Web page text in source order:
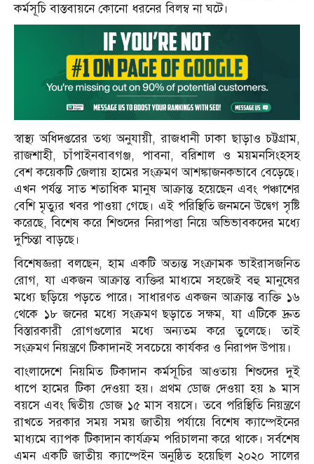
কর্মসূচি বাস্তবায়নে কোনো ধরনের বিলম্ব না ঘটে।
স্বাস্থ্য অধিদপ্তরের তথ্য অনুযায়ী, রাজধানী ঢাকা ছাড়াও চট্টগ্রাম,
রাজশাহী, চাঁপাইনবাবগঞ্জ, পাবনা, বরিশাল ও ময়মনসিংহসহ
বেশ কয়েকটি জেলায় হামের সংক্রমণ আশঙ্কাজনকভাবে বেড়েছে।
এখন পর্যন্ত সাত শতাধিক মানুষ আক্রান্ত হয়েছেন এবং পঞ্চাশের
বেশি মৃত্যুর খবর পাওয়া গেছে। এই পরিস্থিতি জনমনে উদ্বেগ সৃষ্টি
করেছে, বিশেষ করে শিশুদের নিরাপত্তা নিয়ে অভিভাবকদের মধ্যে
দুশ্চিন্তা বাড়ছে।
বিশেষজ্ঞরা বলছেন, হাম একটি অত্যন্ত সংক্রামক ভাইরাসজনিত
রোগ, যা একজন আক্রান্ত ব্যক্তির মাধ্যমে সহজেই বহু মানুষের
মধ্যে ছড়িয়ে পড়তে পারে। সাধারণত একজন আক্রান্ত ব্যক্তি ১৬
থেকে ১৮ জনের মধ্যে সংক্রমণ ছড়াতে সক্ষম, যা এটিকে দ্রুত
বিস্তারকারী রোগগুলোর মধ্যে অন্যতম করে তুলেছে। তাই
সংক্রমণ নিয়ন্ত্রণে টিকাদানই সবচেয়ে কার্যকর ও নিরাপদ উপায়।
বাংলাদেশে নিয়মিত টিকাদান কর্মসূচির আওতায় শিশুদের দুই
ধাপে হামের টিকা দেওয়া হয়। প্রথম ডোজ দেওয়া হয় ৯ মাস
বয়সে এবং দ্বিতীয় ডোজ ১৫ মাস বয়সে। তবে পরিস্থিতি নিয়ন্ত্রণে
রাখতে সরকার সময় সময় জাতীয় পর্যায়ে বিশেষ ক্যাম্পেইনের
মাধ্যমে ব্যাপক টিকাদান কার্যক্রম পরিচালনা করে থাকে। সর্বশেষ
এমন একটি জাতীয় ক্যাম্পেইন অনুষ্ঠিত হয়েছিল ২০২০ সালের